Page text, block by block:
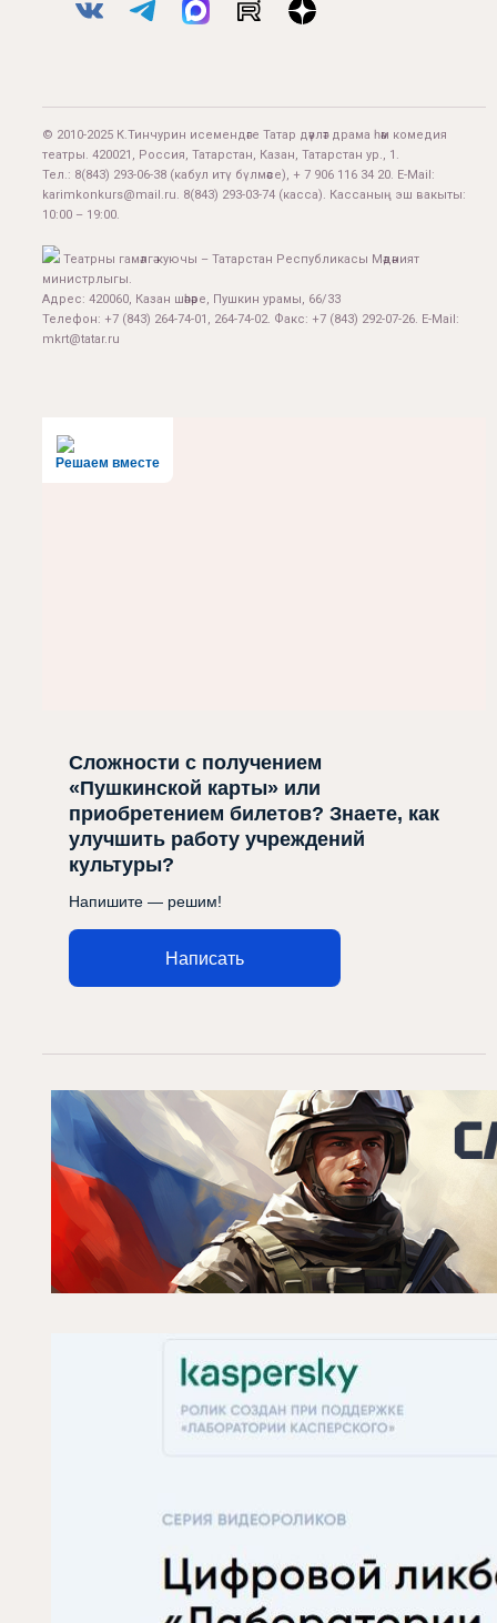
© 2010-2025 К.Тинчурин исемендәге Татар дәүләт драма һәм комедия
театры. 420021, Россия, Татарстан, Казан, Татарстан ур., 1.
Тел.: 8(843) 293-06-38 (кабул итү бүлмәсе), + 7 906 116 34 20. E-Mail:
karimkonkurs@mail.ru. 8(843) 293-03-74 (касса). Кассаның эш вакыты:
10:00 – 19:00.
Театрны гамәлгә куючы – Татарстан Республикасы Мәдәният
министрлыгы.
Адрес: 420060, Казан шәһәре, Пушкин урамы, 66/33
Телефон: +7 (843) 264-74-01, 264-74-02. Факс: +7 (843) 292-07-26. E-Mail:
mkrt@tatar.ru
Решаем вместе
Сложности с получением
«Пушкинской карты» или
приобретением билетов? Знаете, как
улучшить работу учреждений
культуры?
Напишите — решим!
Написать